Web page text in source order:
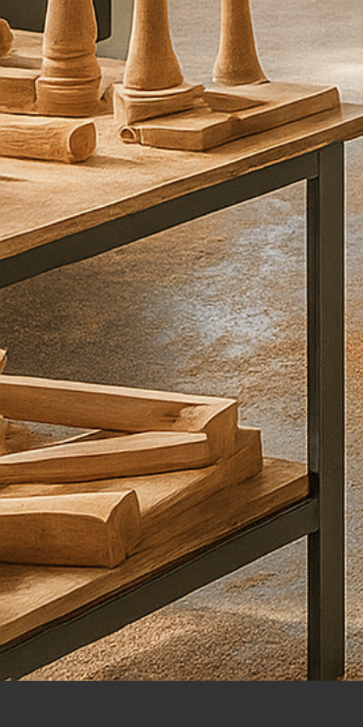
ו
ר
ע
ל
י
כ
ם
ב
ה
ק
ד
ם
קראתי
ואני
מסכים\ה
מדיניות
הפרטיות
שליחה